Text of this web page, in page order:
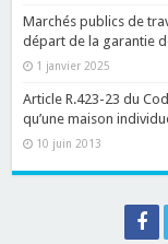
Marchés publics de
départ de la garantie
1 janvier 2025
Article R.423-23 du
qu’une maison
10 juin 2013